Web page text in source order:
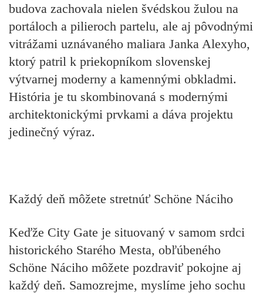
budova zachovala nielen švédskou žulou na
portáloch a pilieroch partelu, ale aj pôvodnými
vitrážami uznávaného maliara Janka Alexyho,
ktorý patril k priekopníkom slovenskej
výtvarnej moderny a kamennými obkladmi.
História je tu skombinovaná s modernými
architektonickými prvkami a dáva projektu
jedinečný výraz.
Každý deň môžete stretnúť Schöne Náciho
Keďže City Gate je situovaný v samom srdci
historického Starého Mesta, obľúbeného
Schöne Náciho môžete pozdraviť pokojne aj
každý deň. Samozrejme, myslíme jeho sochu